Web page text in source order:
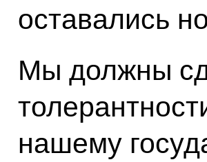
оставались
Мы должны
нашему